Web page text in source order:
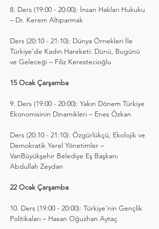
8. Ders (19:00 - 20:00): İnsan Hakları Hukuku
– Dr. Kerem Altıparmak
Ders (20:10 - 21:10): Dünya Örnekleri İle
Türkiye'de Kadın Hareketi: Dünü, Bugünü
ve Geleceği – Filiz Kerestecioğlu
15 Ocak Çarşamba
9. Ders (19:00 - 20:00): Yakın Dönem Türkiye
Ekonomisinin Dinamikleri – Enes Özkan
Ders (20:10 - 21:10): Özgürlükçü, Ekolojik ve
Demokratik Yerel Yönetimler –
VanBüyükşehir Belediye Eş Başkanı
Abdullah Zeydan
22 Ocak Çarşamba
10. Ders (19:00 - 20:00): Türkiye'nin Gençlik
Politikaları – Hasan Oğuzhan Aytaç